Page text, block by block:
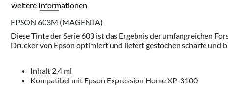
weitere Informationen
EPSON 603M (MAGENTA)
Diese Tinte der Serie 603 ist das Ergebnis der umfangreichen
Drucker von Epson optimiert und liefert gestochen scharfe und
Inhalt 2,4 ml
Kompatibel mit Epson Expression Home XP-3100